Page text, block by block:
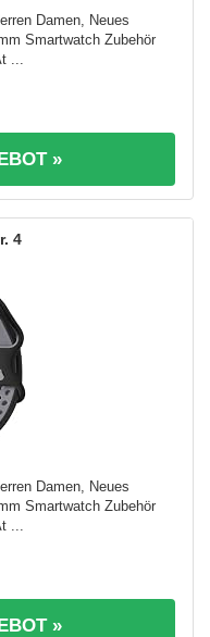
Damen, Neues
Smartwatch Zubehör
...
»
4
Damen, Neues
Smartwatch Zubehör
...
»